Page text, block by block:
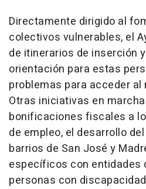
Directamente dirigido al
colectivos vulnerables, el
de itinerarios de inserción
orientación para estas
problemas para acceder al
Otras iniciativas en
bonificaciones fiscales a
de empleo, el desarrollo
barrios de San José y
específicos con entidades
personas con